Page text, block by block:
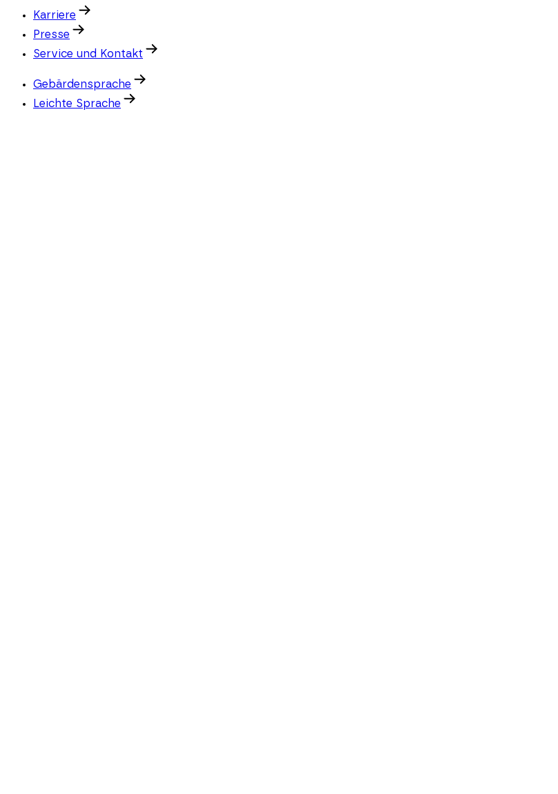
Karriere
Presse
Service und Kontakt
Gebärdensprache
Leichte Sprache